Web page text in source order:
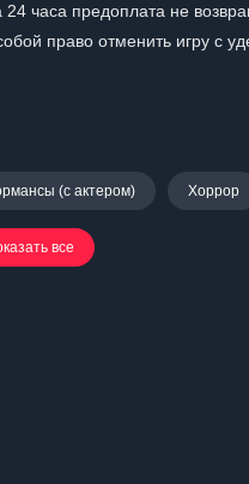
часа предоплата не
право отменить игру с
(с актером) Хоррор
все